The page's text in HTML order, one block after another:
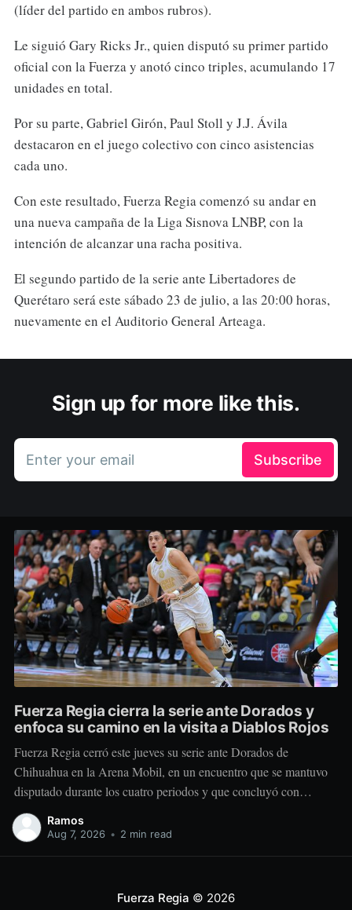
(líder del partido en ambos rubros).
Le siguió Gary Ricks Jr., quien disputó su primer partido
oficial con la Fuerza y anotó cinco triples, acumulando 17
unidades en total.
Por su parte, Gabriel Girón, Paul Stoll y J.J. Ávila
destacaron en el juego colectivo con cinco asistencias
cada uno.
Con este resultado, Fuerza Regia comenzó su andar en
una nueva campaña de la Liga Sisnova LNBP, con la
intención de alcanzar una racha positiva.
El segundo partido de la serie ante Libertadores de
Querétaro será este sábado 23 de julio, a las 20:00 horas,
nuevamente en el Auditorio General Arteaga.
Sign up for more like this.
Enter your email Subscribe
Fuerza Regia cierra la serie ante Dorados y
enfoca su camino en la visita a Diablos Rojos
Fuerza Regia cerró este jueves su serie ante Dorados de
Chihuahua en la Arena Mobil, en un encuentro que se mantuvo
disputado durante los cuatro periodos y que concluyó con
marcador de 86-92 a favor del conjunto visitante. El cuadro
regiomontano se mantuvo cerca desde el comienzo. Dorados
Ramos
Aug 7, 2026 • 2 min read
Fuerza Regia © 2026